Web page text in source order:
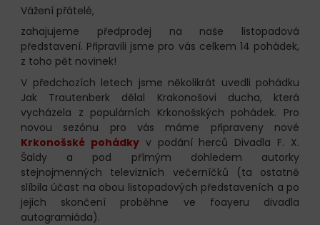
Vážení přátelé,
zahajujeme předprodej na naše listopadová
představení. Připravili jsme pro vás celkem 14 pohádek,
z toho pět novinek!
V předchozích letech jsme několikrát uvedli pohádku
Jak Trautenberk dělal Krakonošovi ducha, která
vycházela z populárních Krkonošských pohádek. Pro
novou sezónu pro vás máme připraveny nové
Krkonošské pohádkyv podání herců Divadla F. X.
Šaldy a pod přímým dohledem autorky
stejnojmenných televizních večerníčků (ta ostatně
slíbila účast na obou listopadových představeních a po
jejich skončení proběhne ve foayeru divadla
autogramiáda).